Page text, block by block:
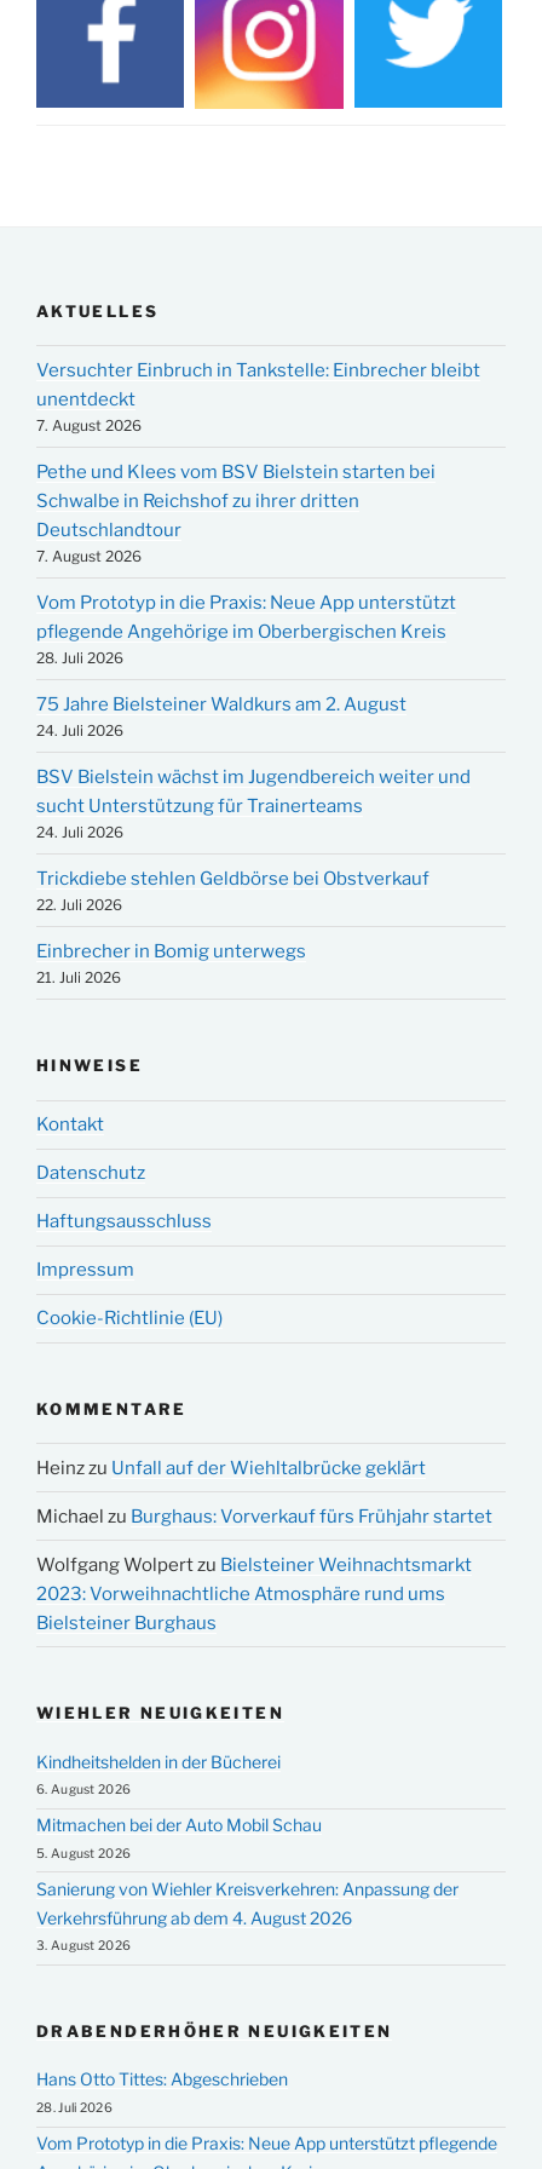
AKTUELLES
Versuchter Einbruch in Tankstelle: Einbrecher bleibt
unentdeckt
7. August 2026
Pethe und Klees vom BSV Bielstein starten bei
Schwalbe in Reichshof zu ihrer dritten
Deutschlandtour
7. August 2026
Vom Prototyp in die Praxis: Neue App unterstützt
pflegende Angehörige im Oberbergischen Kreis
28. Juli 2026
75 Jahre Bielsteiner Waldkurs am 2. August
24. Juli 2026
BSV Bielstein wächst im Jugendbereich weiter und
sucht Unterstützung für Trainerteams
24. Juli 2026
Trickdiebe stehlen Geldbörse bei Obstverkauf
22. Juli 2026
Einbrecher in Bomig unterwegs
21. Juli 2026
HINWEISE
Kontakt
Datenschutz
Haftungsausschluss
Impressum
Cookie-Richtlinie (EU)
KOMMENTARE
Heinzzu Unfall auf der Wiehltalbrücke geklärt
Michael zu Burghaus: Vorverkauf fürs Frühjahr startet
Wolfgang Wolpertzu Bielsteiner Weihnachtsmarkt
2023: Vorweihnachtliche Atmosphäre rund ums
Bielsteiner Burghaus
WIEHLER NEUIGKEITEN
Kindheitshelden in der Bücherei
6. August 2026
Mitmachen bei der Auto Mobil Schau
5. August 2026
Sanierung von Wiehler Kreisverkehren: Anpassung der
Verkehrsführung ab dem 4. August 2026
3. August 2026
DRABENDERHÖHER NEUIGKEITEN
Hans Otto Tittes: Abgeschrieben
28. Juli 2026
Vom Prototyp in die Praxis: Neue App unterstützt pflegende